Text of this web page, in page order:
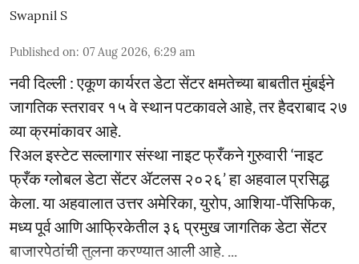
Swapnil S
Published on: 07 Aug 2026, 6:29 am
नवी दिल्ली : एकूण कार्यरत डेटा सेंटर क्षमतेच्या बाबतीत मुंबईने
जागतिक स्तरावर १५ वे स्थान पटकावले आहे, तर हैदराबाद २७
व्या क्रमांकावर आहे.
रिअल इस्टेट सल्लागार संस्था नाइट फ्रँकने गुरुवारी ‘नाइट
फ्रँक ग्लोबल डेटा सेंटर ॲटलस २०२६’ हा अहवाल प्रसिद्ध
केला. या अहवालात उत्तर अमेरिका, युरोप, आशिया-पॅसिफिक,
मध्य पूर्व आणि आफ्रिकेतील ३६ प्रमुख जागतिक डेटा सेंटर
बाजारपेठांची तुलना करण्यात आली आहे. ...